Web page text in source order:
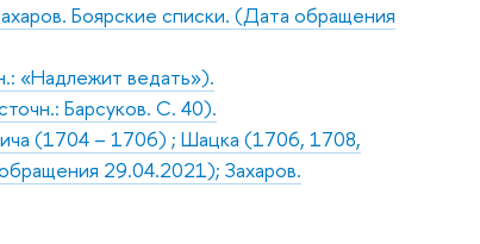
Боярские списки. (Дата обращения
«Надлежит ведать»).
Барсуков. С. 40).
(1704 – 1706) ; Шацка (1706, 1708,
29.04.2021); Захаров.